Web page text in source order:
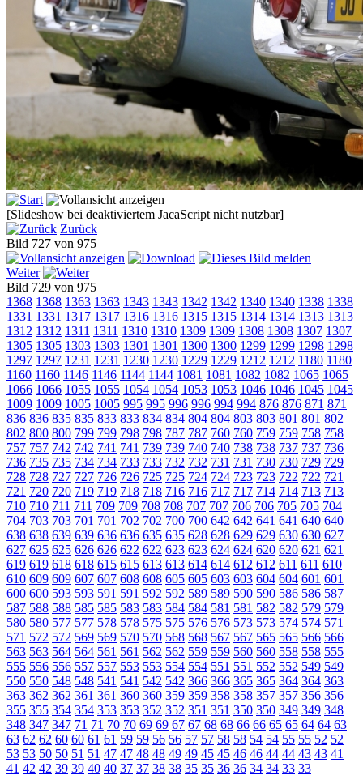
[Slideshow bei deaktiviertem JacaScript nicht nutzbar]
Zurück
Bild 727 von 975
Weiter
Bild 729 von 975
1368 1368 1363 1363 1343 1343 1342 1342 1340 1340 1338 1338
1331 1331 1317 1317 1316 1316 1315 1315 1314 1314 1313 1313
1312 1312 1311 1311 1310 1310 1309 1309 1308 1308 1307 1307
1305 1305 1303 1303 1301 1301 1300 1300 1299 1299 1298 1298
1297 1297 1231 1231 1230 1230 1229 1229 1212 1212 1180 1180
1160 1160 1146 1146 1144 1144 1081 1081 1082 1082 1065 1065
1066 1066 1055 1055 1054 1054 1053 1053 1046 1046 1045 1045
1009 1009 1005 1005 995 995 996 996 994 994 876 876 871 871
836 836 835 835 833 833 834 834 804 804 803 803 801 801 802
802 800 800 799 799 798 798 787 787 760 760 759 759 758 758
757 757 742 742 741 741 739 739 740 740 738 738 737 737 736
736 735 735 734 734 733 733 732 732 731 731 730 730 729 729
728 728 727 727 726 726 725 725 724 724 723 723 722 722 721
721 720 720 719 719 718 718 716 716 717 717 714 714 713 713
710 710 711 711 709 709 708 708 707 707 706 706 705 705 704
704 703 703 701 701 702 702 700 700 642 642 641 641 640 640
638 638 639 639 636 636 635 635 628 628 629 629 630 630 627
627 625 625 626 626 622 622 623 623 624 624 620 620 621 621
619 619 618 618 615 615 613 613 614 614 612 612 611 611 610
610 609 609 607 607 608 608 605 605 603 603 604 604 601 601
600 600 593 593 591 591 592 592 589 589 590 590 586 586 587
587 588 588 585 585 583 583 584 584 581 581 582 582 579 579
580 580 577 577 578 578 575 575 576 576 573 573 574 574 571
571 572 572 569 569 570 570 568 568 567 567 565 565 566 566
563 563 564 564 561 561 562 562 559 559 560 560 558 558 555
555 556 556 557 557 553 553 554 554 551 551 552 552 549 549
550 550 548 548 541 541 542 542 366 366 365 365 364 364 363
363 362 362 361 361 360 360 359 359 358 358 357 357 356 356
355 355 354 354 353 353 352 352 351 351 350 350 349 349 348
348 347 347 71 71 70 70 69 69 67 67 68 68 66 66 65 65 64 64 63
63 62 62 60 60 61 61 59 59 56 56 57 57 58 58 54 54 55 55 52 52
53 53 50 50 51 51 47 47 48 48 49 49 45 45 46 46 44 44 43 43 41
41 42 42 39 39 40 40 37 37 38 38 35 35 36 36 34 34 33 33